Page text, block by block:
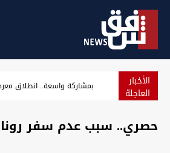
الأخبار
العاجلة بمشاركة واسعة.. انطلاق
حصري.. سبب عدم سفر